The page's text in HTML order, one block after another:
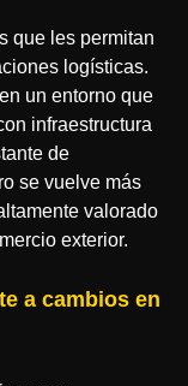
que les permitan
logísticas.
un entorno que
infraestructura
de
se vuelve más
valorado
exterior.
a cambios en